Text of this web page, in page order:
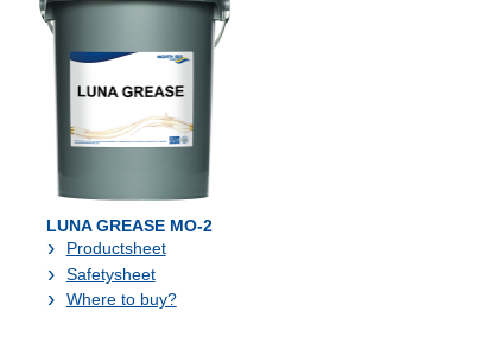
LUNA GREASE MO-2
Productsheet
Safetysheet
Where to buy?